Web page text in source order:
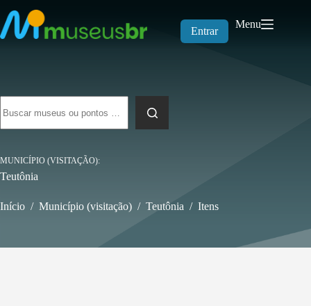
para
o
conteúdo
Entrar
Menu
resultados
MUNICÍPIO (VISITAÇÃO)
Teutônia
Início / Município (visitação) / Teutônia / Itens